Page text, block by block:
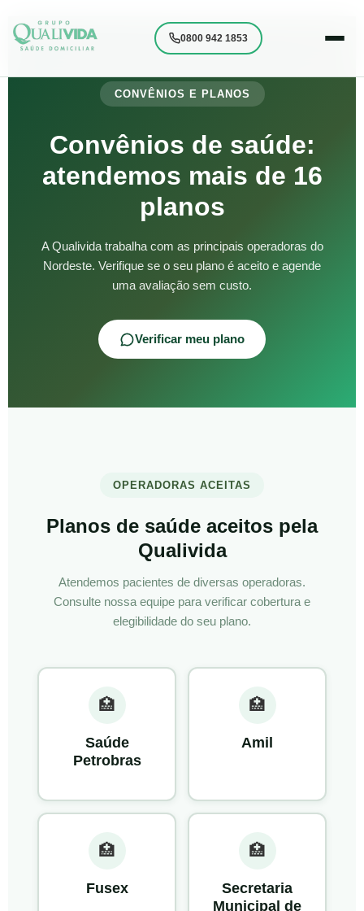
0800 942 1853
CONVÊNIOS E PLANOS
Convênios de saúde:
atendemos mais de 16
planos
A Qualivida trabalha com as principais operadoras do
Nordeste. Verifique se o seu plano é aceito e agende
uma avaliação sem custo.
Verificar meu plano
OPERADORAS ACEITAS
Planos de saúde aceitos pela
Qualivida
Atendemos pacientes de diversas operadoras.
Consulte nossa equipe para verificar cobertura e
elegibilidade do seu plano.
🏥
Saúde
Petrobras
🏥
Amil
🏥
Fusex
🏥
Secretaria
Municipal de